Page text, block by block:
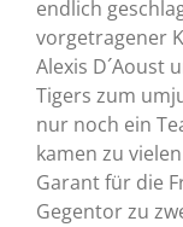
endlich
vorgetragener
Alexis D´Aoust
Tigers zum
nur noch ein
kamen zu
Garant für die
Gegentor zu